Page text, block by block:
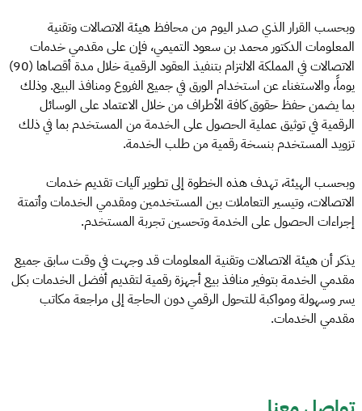
وبحسب القرار الذي صدر اليوم من محافظ هيئة الاتصالات وتقنية
المعلومات الدكتور محمد بن سعود التميمي، فإن على مقدمي خدمات
الاتصالات في المملكة الالتزام بتنفيذ العقود الرقمية خلال مدة أقصاها (90)
يوماً، والاستغناء عن استخدام الورق في جميع الفروع ومنافذ البيع. وذلك
بما يضمن حفظ حقوق كافة الأطراف من خلال الاعتماد على الوسائل
الرقمية في توثيق عملية الحصول على الخدمة من المستخدم بما في ذلك
تزويد المستخدم بنسخة رقمية من طلب الخدمة.
وبحسب الهيئة، تهدف هذه الخطوة إلى تطوير آليات تقديم خدمات
الاتصالات، وتيسير التعاملات بين المستخدمين ومقدمي الخدمات وأتمتة
إجراءات الحصول على الخدمة وتحسين تجربة المستخدم.
يذكر أن هيئة الاتصالات وتقنية المعلومات قد وجهت في وقت سابق جميع
مقدمي الخدمة بتوفير منافذ بيع أجهزة رقمية لتقديم أفضل الخدمات بكل
يسر وسهولة ومواكبة للتحول الرقمي دون الحاجة إلى مراجعة مكاتب
مقدمي الخدمات.